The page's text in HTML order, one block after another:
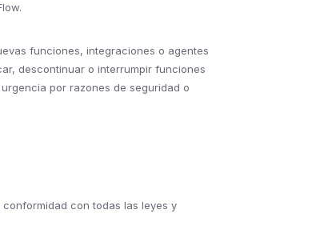
funciones, integraciones o agentes
descontinuar o interrumpir funciones
por razones de seguridad o
con todas las leyes y